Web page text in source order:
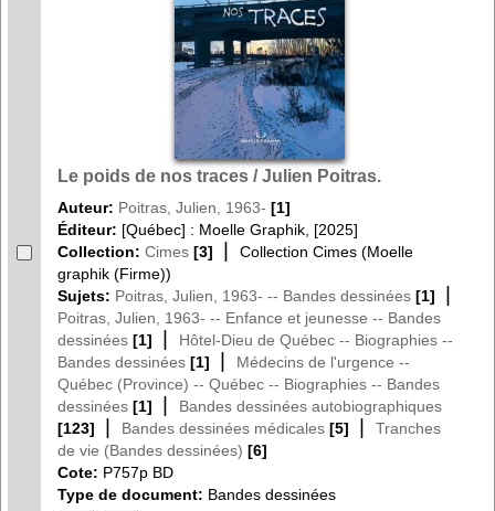
Le poids de nos traces / Julien Poitras.
Auteur: Poitras, Julien, 1963- [1]
Éditeur: [Québec] : Moelle Graphik, [2025]
Collection: Cimes [3] |
Collection Cimes (Moelle
graphik (Firme))
Sujets: Poitras, Julien, 1963- -- Bandes dessinées [1] |
Poitras, Julien, 1963- -- Enfance et jeunesse -- Bandes
dessinées [1] |
Hôtel-Dieu de Québec -- Biographies --
Bandes dessinées [1] |
Médecins de l'urgence --
Québec (Province) -- Québec -- Biographies -- Bandes
dessinées [1] |
Bandes dessinées autobiographiques
[123]
| Bandes dessinées médicales [5] |
Tranches
de vie (Bandes dessinées) [6]
Cote: P757p BD
Type de document: Bandes dessinées